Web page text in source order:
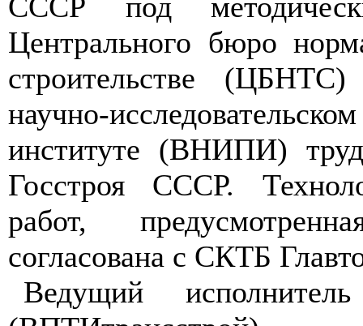
Центрального бюро
строительстве
научно-
институте (ВНИПИ)
Госстроя СССР.
работ,
согласована с СКТБ
Ведущий